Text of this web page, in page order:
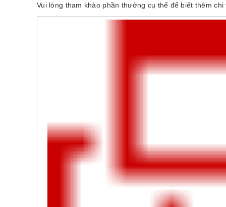
Vui lòng tham khảo phần thưởng cụ thể để biết thêm chi